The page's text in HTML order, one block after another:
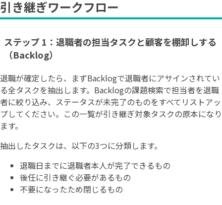
引き継ぎワークフロー
ステップ 1：退職者の担当タスクと顧客を棚卸しする
（Backlog）
退職が確定したら、まずBacklogで退職者にアサインされてい
る全タスクを抽出します。Backlogの課題検索で担当者を退職
者に絞り込み、ステータスが未完了のものをすべてリストアッ
プしてください。この一覧が引き継ぎ対象タスクの原本になり
ます。
抽出したタスクは、以下の3つに分類します。
退職日までに退職者本人が完了できるもの
後任に引き継ぐ必要があるもの
不要になったため閉じるもの